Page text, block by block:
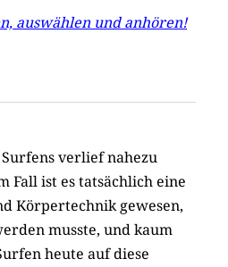
auswählen und anhören!
verlief nahezu
Fall ist es tatsächlich eine
Körpertechnik gewesen,
musste, und kaum
heute auf diese